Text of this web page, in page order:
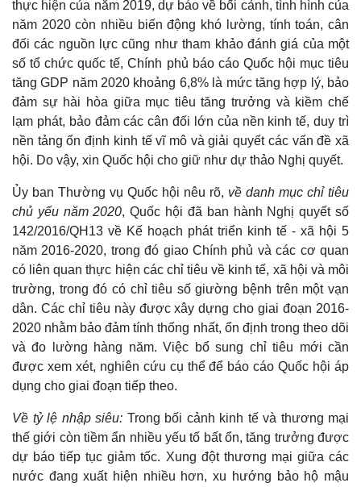
Thế giới
Quan sát
Hồ sơ
Multimedia
Video
E-Magazine
Infographic
thực hiện của năm 2019, dự báo về bối cảnh, tình hình của
năm 2020 còn nhiều biến động khó lường, tính toán, cân
đối các nguồn lực cũng như tham khảo đánh giá của một
số tổ chức quốc tế, Chính phủ báo cáo Quốc hội mục tiêu
tăng GDP năm 2020 khoảng 6,8% là mức tăng hợp lý, bảo
đảm sự hài hòa giữa mục tiêu tăng trưởng và kiềm chế
lạm phát, bảo đảm các cân đối lớn của nền kinh tế, duy trì
nền tảng ổn định kinh tế vĩ mô và giải quyết các vấn đề xã
hội. Do vậy, xin Quốc hội cho giữ như dự thảo Nghị quyết.
Ủy ban Thường vụ Quốc hội nêu rõ, về danh mục chỉ tiêu
chủ yếu năm 2020, Quốc hội đã ban hành Nghị quyết số
142/2016/QH13 về Kế hoạch phát triển kinh tế - xã hội 5
năm 2016-2020, trong đó giao Chính phủ và các cơ quan
có liên quan thực hiện các chỉ tiêu về kinh tế, xã hội và môi
trường, trong đó có chỉ tiêu số giường bệnh trên một vạn
dân. Các chỉ tiêu này được xây dựng cho giai đoạn 2016-
2020 nhằm bảo đảm tính thống nhất, ổn định trong theo dõi
và đo lường hàng năm. Việc bổ sung chỉ tiêu mới cần
được xem xét, nghiên cứu cụ thể để báo cáo Quốc hội áp
dụng cho giai đoạn tiếp theo.
Về tỷ lệ nhập siêu: Trong bối cảnh kinh tế và thương mại
thế giới còn tiềm ẩn nhiều yếu tố bất ổn, tăng trưởng được
dự báo tiếp tục giảm tốc. Xung đột thương mại giữa các
nước đang xuất hiện nhiều hơn, xu hướng bảo hộ mậu